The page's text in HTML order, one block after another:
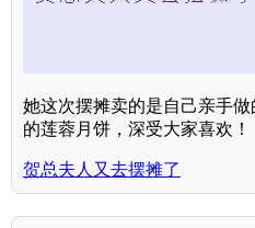
她这次摆摊卖的是自己亲手
的莲蓉月饼，深受大家喜欢！
贺总夫人又去摆摊了